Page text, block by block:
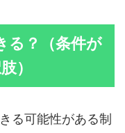
る？（条件が
）
る可能性がある制